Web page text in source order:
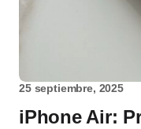
25 septiembre, 2025
iPhone Air: